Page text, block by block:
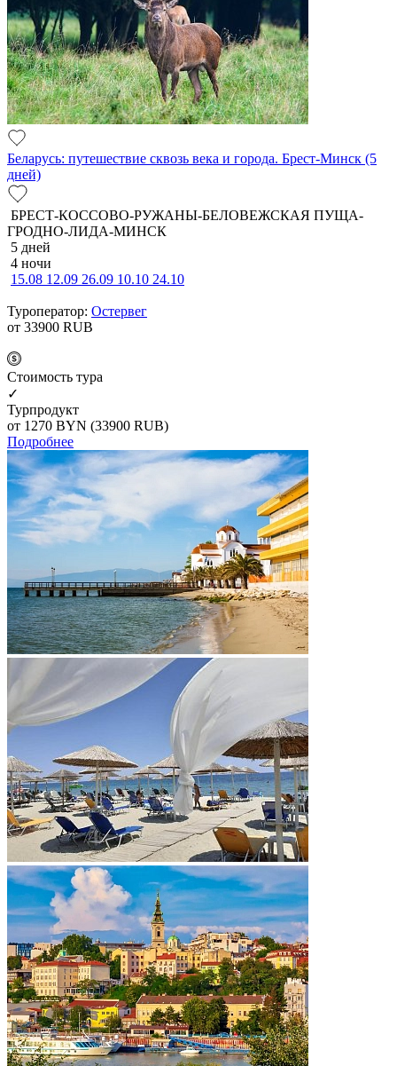
Беларусь: путешествие сквозь века и города. Брест-Минск (5
дней)
БРЕСТ-КОССОВО-РУЖАНЫ-БЕЛОВЕЖСКАЯ ПУЩА-
ГРОДНО-ЛИДА-МИНСК
5 дней
4 ночи
15.08 12.09 26.09 10.10 24.10
Туроператор: Остервег
от 33900 RUB
Cтоимость тура
✓
Турпродукт
от 1270 BYN (33900 RUB)
Подробнее